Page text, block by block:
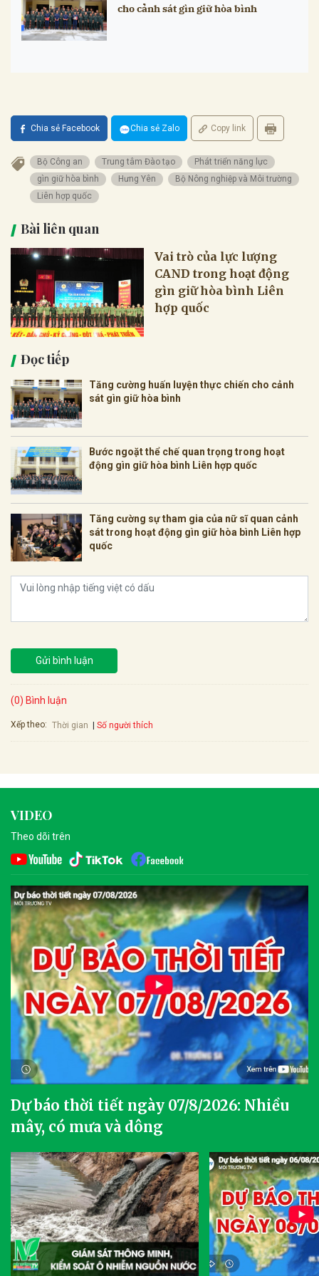
cho cảnh sát gìn giữ hòa bình
Chia sẻ Facebook Chia sẻ Zalo Copy link
Bộ Công an Trung tâm Đào tạo
Phát triển năng lực
gìn giữ hòa bình
Hưng Yên
Bộ Nông nghiệp và Môi trường
Liên hợp quốc
Bài liên quan
Vai trò của lực lượng
CAND trong hoạt động
gìn giữ hòa bình Liên
hợp quốc
Đọc tiếp
Tăng cường huấn luyện thực chiến cho cảnh
sát gìn giữ hòa bình
Bước ngoặt thể chế quan trọng trong hoạt
động gìn giữ hòa bình Liên hợp quốc
Tăng cường sự tham gia của nữ sĩ quan cảnh
sát trong hoạt động gìn giữ hòa bình Liên hợp
quốc
Gửi bình luận
(0) Bình luận
Xếp theo: Thời gian Số người thích
VIDEO
Theo dõi trên
Dự báo thời tiết ngày 07/8/2026: Nhiều
mây, có mưa và dông